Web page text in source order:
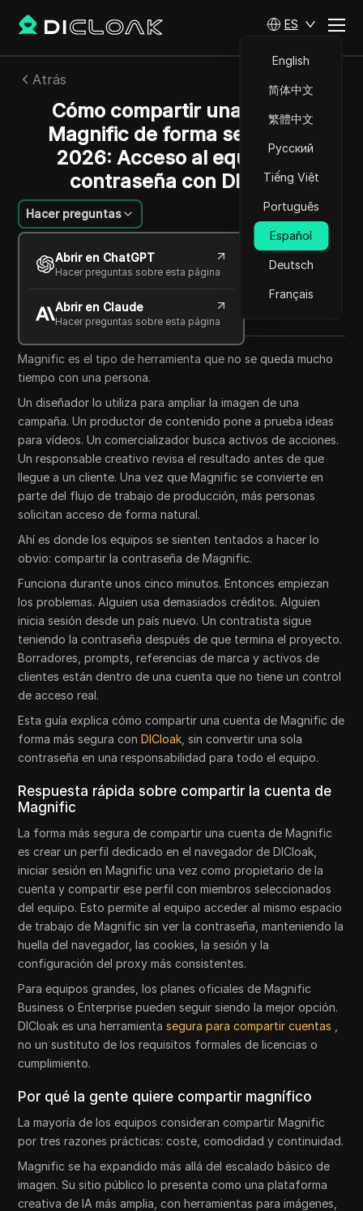
ES
English
简体中文
繁體中文
Русский
Tiếng Việt
Português
Español
Deutsch
Français
Atrás
Cómo compartir una cuenta
Magnific de forma segura en
2026: Acceso al equipo sin
contraseña con DICloak
Hacer preguntas
Abrir en ChatGPT
Hacer preguntas sobre esta página
Abrir en Claude
Hacer preguntas sobre esta página
Sandra Anderson
07 jul 2026 7 minuto de lectura
Copy Link
Magnific es el tipo de herramienta que no se queda mucho
tiempo con una persona.
Un diseñador lo utiliza para ampliar la imagen de una
campaña. Un productor de contenido pone a prueba ideas
para vídeos. Un comercializador busca activos de acciones.
Un responsable creativo revisa el resultado antes de que
llegue a un cliente. Una vez que Magnific se convierte en
parte del flujo de trabajo de producción, más personas
solicitan acceso de forma natural.
Ahí es donde los equipos se sienten tentados a hacer lo
obvio: compartir la contraseña de Magnific.
Funciona durante unos cinco minutos. Entonces empiezan
los problemas. Alguien usa demasiados créditos. Alguien
inicia sesión desde un país nuevo. Un contratista sigue
teniendo la contraseña después de que termina el proyecto.
Borradores, prompts, referencias de marca y activos de
clientes están dentro de una cuenta que no tiene un control
de acceso real.
Esta guía explica cómo compartir una cuenta de Magnific de
forma más segura conDICloak , sin convertir una sola
contraseña en una responsabilidad para todo el equipo.
Respuesta rápida sobre compartir la cuenta de
Magnific
La forma más segura de compartir una cuenta de Magnific
es crear un perfil dedicado en el navegador de DICloak,
iniciar sesión en Magnific una vez como propietario de la
cuenta y compartir ese perfil con miembros seleccionados
del equipo. Esto permite al equipo acceder al mismo espacio
de trabajo de Magnific sin ver la contraseña, manteniendo la
huella del navegador, las cookies, la sesión y la
configuración del proxy más consistentes.
Para equipos grandes, los planes oficiales de Magnific
Business o Enterprise pueden seguir siendo la mejor opción.
DICloak es una herramientasegura para compartir cuentas
no un sustituto de los requisitos formales de licencias o
cumplimiento.
Por qué la gente quiere compartir magnífico
La mayoría de los equipos consideran compartir Magnific
por tres razones prácticas: coste, comodidad y continuidad.
Magnific se ha expandido más allá del escalado básico de
imagen. Su sitio público lo presenta como una plataforma
creativa de IA más amplia, con herramientas para imágenes,